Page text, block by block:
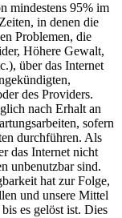
mindestens 95% im
in denen die
Problemen, die
Höhere Gewalt,
über das Internet
des Providers.
nach Erhalt an
sofern
durchführen. Als
das Internet nicht
unbenutzbar sind.
hat zur Folge,
und unsere Mittel
es gelöst ist. Dies